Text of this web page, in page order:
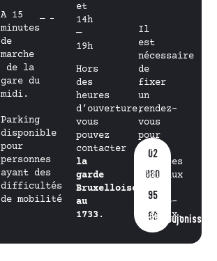
A 15
minutes
de
marche
de la
gare du
midi.
Parking
disponible
pour
personnes
ayant des
difficultés
de mobilité
et
14h
—
19h
Hors
des
heures
d’ouverture,
vous
pouvez
contacter
la
garde
Bruxelloise
au
1733 .
02
880
95
60
Il
est
nécessaire
de
fixer
un
rendez-
vous
pour
les
services
médicaux
et
psycho-
sociaux.